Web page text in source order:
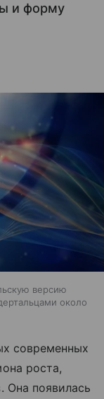
и форму
версию
около
современных
роста,
Она появилась